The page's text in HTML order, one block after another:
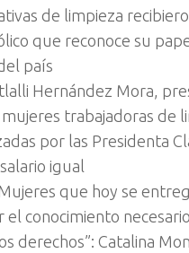
de limpieza
que reconoce su
país
Hernández Mora,
trabajadoras de
por las Presidenta
igual
que hoy se
conocimiento
derechos”: Catalina